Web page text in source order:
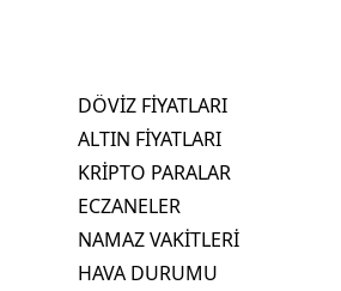
DÖVİZ FİYATLARI
ALTIN FİYATLARI
KRİPTO PARALAR
ECZANELER
NAMAZ VAKİTLERİ
HAVA DURUMU